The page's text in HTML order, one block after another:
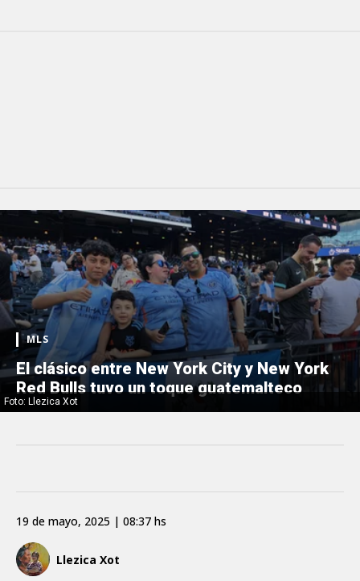
Foto: Llezica Xot
MLS
El clásico entre New York City y New York
Red Bulls tuvo un toque guatemalteco
Llezica Xot
19 de mayo, 2025 | 08:37 hs